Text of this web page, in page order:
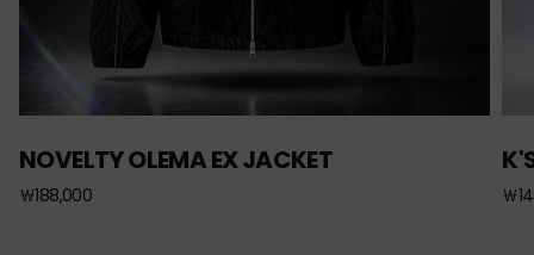
NOVELTY OLEMA EX JACKET
￦188,000 ￦